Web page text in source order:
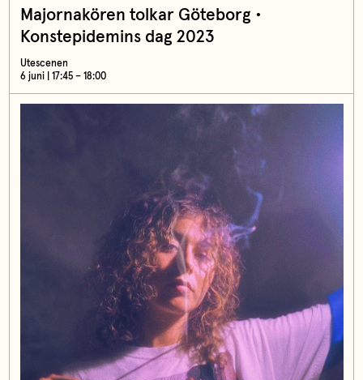
Majornakören tolkar Göteborg •
Konstepidemins dag 2023
Utescenen
6 juni | 17:45 – 18:00